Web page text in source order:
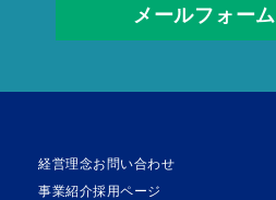
メールフォーム
経営理念
事業紹介
お問い合わせ
採用ページ